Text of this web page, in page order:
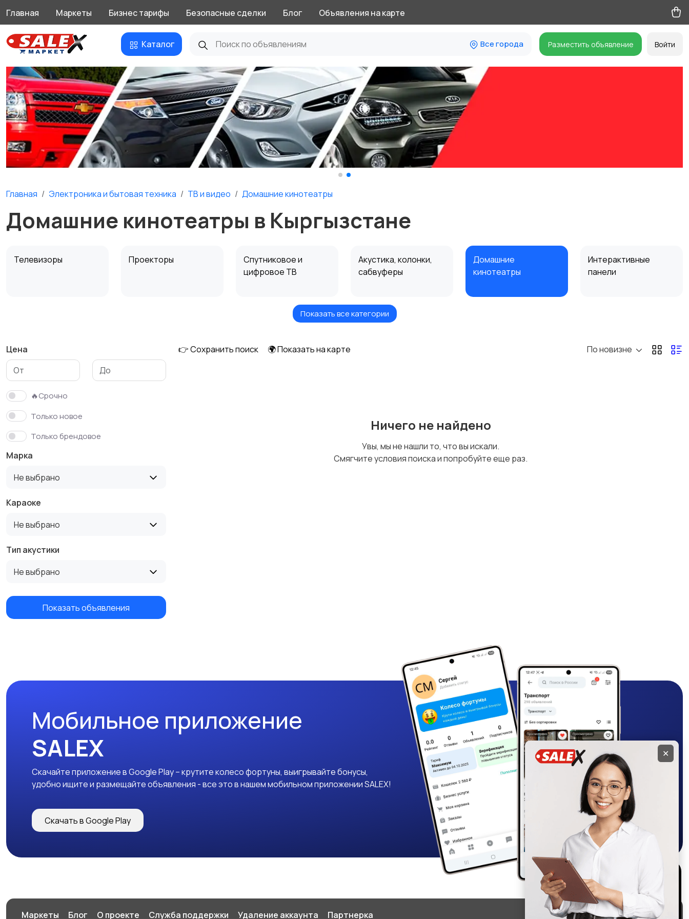
Главная Маркеты Бизнес тарифы Безопасные сделки Блог Объявления на карте
Каталог Все города Разместить объявление Войти
Главная Электроника и бытовая техника ТВ и видео Домашние кинотеатры
Домашние кинотеатры в Кыргызстане
Телевизоры Проекторы
Спутниковое и
цифровое ТВ
Акустика, колонки,
сабвуферы
Домашние
кинотеатры
Интерактивные
панели
Аудиоусилители и
Другое ТВ и видео
Показать все категории
Цена
🔥Срочно
Только новое
Только брендовое
Марка
Не выбрано
Караоке
Не выбрано
Тип акустики
Не выбрано
Показать объявления
👉 Сохранить поиск 🌍 Показать на карте По новизне
Ничего не найдено
Увы, мы не нашли то, что вы искали.
Смягчите условия поиска и попробуйте еще раз.
Мобильное приложение
SALEX
Скачайте приложение в Google Play – крутите колесо фортуны, выигрывайте бонусы,
удобно ищите и размещайте объявления - все это в нашем мобильном приложении SALEX!
Скачать в Google Play
Маркеты Блог О проекте Служба поддержки Удаление аккаунта Партнерка
Используем куки и
рекомендательные
технологии
Это чтобы сайт работал лучше.
✕